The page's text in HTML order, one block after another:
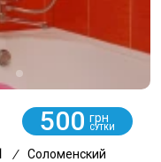
500 грн
СУТКИ
/
Соломенский